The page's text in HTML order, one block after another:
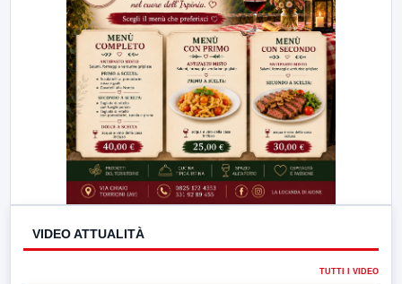
VIDEO ATTUALITÀ
TUTTI I VIDEO